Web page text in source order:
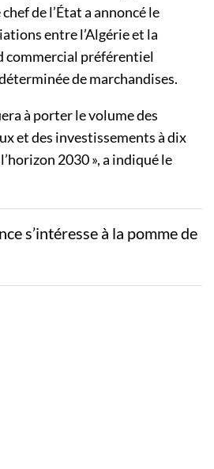
de l’État a annoncé le
entre l’Algérie et la
commercial préférentiel
de marchandises.
à porter le volume des
et des investissements à dix
2030 », a indiqué le
s’intéresse à la pomme de